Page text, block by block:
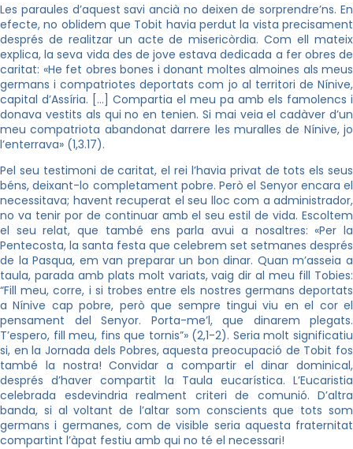
Les paraules d’aquest savi ancià no deixen de sorprendre’ns. En
efecte, no oblidem que Tobit havia perdut la vista precisament
després de realitzar un acte de misericòrdia. Com ell mateix
explica, la seva vida des de jove estava dedicada a fer obres de
caritat: «He fet obres bones i donant moltes almoines als meus
germans i compatriotes deportats com jo al territori de Nínive,
capital d’Assíria. […] Compartia el meu pa amb els famolencs i
donava vestits als qui no en tenien. Si mai veia el cadàver d’un
meu compatriota abandonat darrere les muralles de Nínive, jo
l’enterrava» (1,3.17).
Pel seu testimoni de caritat, el rei l’havia privat de tots els seus
béns, deixant-lo completament pobre. Però el Senyor encara el
necessitava; havent recuperat el seu lloc com a administrador,
no va tenir por de continuar amb el seu estil de vida. Escoltem
el seu relat, que també ens parla avui a nosaltres: «Per la
Pentecosta, la santa festa que celebrem set setmanes després
de la Pasqua, em van preparar un bon dinar. Quan m’asseia a
taula, parada amb plats molt variats, vaig dir al meu fill Tobies:
“Fill meu, corre, i si trobes entre els nostres germans deportats
a Nínive cap pobre, però que sempre tingui viu en el cor el
pensament del Senyor. Porta-me’l, que dinarem plegats.
T’espero, fill meu, fins que tornis”» (2,1-2). Seria molt significatiu
si, en la Jornada dels Pobres, aquesta preocupació de Tobit fos
també la nostra! Convidar a compartir el dinar dominical,
després d’haver compartit la Taula eucarística. L’Eucaristia
celebrada esdevindria realment criteri de comunió. D’altra
banda, si al voltant de l’altar som conscients que tots som
germans i germanes, com de visible seria aquesta fraternitat
compartint l’àpat festiu amb qui no té el necessari!